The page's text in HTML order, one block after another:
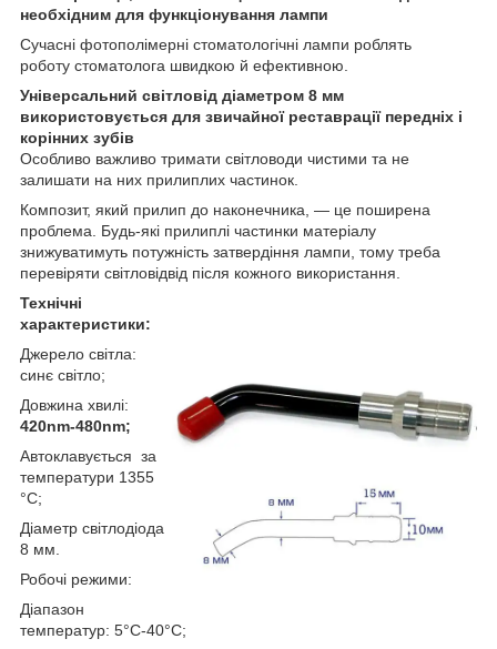
необхідним для функціонування лампи
Сучасні фотополімерні стоматологічні лампи роблять
роботу стоматолога швидкою й ефективною.
Універсальний світловід діаметром 8 мм
використовується для звичайної реставрації передніх і
корінних зубів
Особливо важливо тримати світловоди чистими та не
залишати на них прилиплих частинок.
Композит, який прилип до наконечника, — це поширена
проблема. Будь-які прилиплі частинки матеріалу
знижуватимуть потужність затвердіння лампи, тому треба
перевіряти світловідвід після кожного використання.
Технічні
характеристики:
Джерело світла:
синє світло;
Довжина хвилі:
420nm-480nm;
Автоклавується за
температури 1355
°C;
Діаметр світлодіода
8 мм.
Робочі режими:
Діапазон
температур: 5°С-40°С;